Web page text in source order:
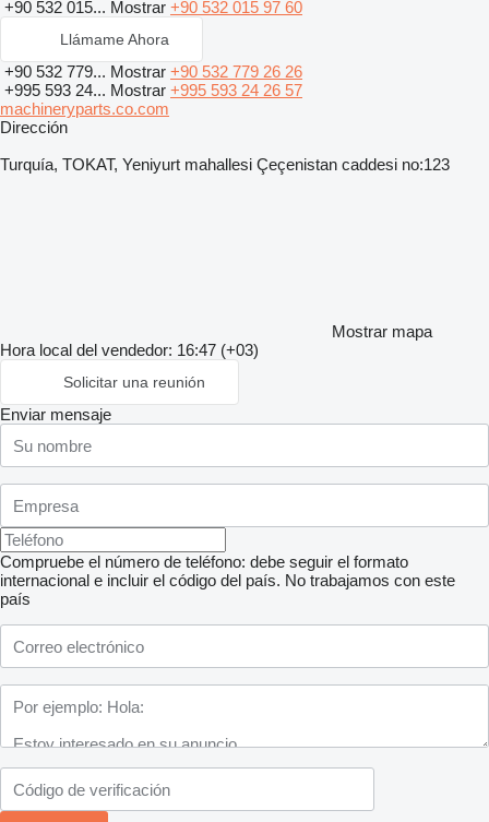
+90 532 015... Mostrar +90 532 015 97 60
Llámame Ahora
+90 532 779... Mostrar +90 532 779 26 26
+995 593 24... Mostrar +995 593 24 26 57
machineryparts.co.com
Dirección
Turquía, TOKAT, Yeniyurt mahallesi Çeçenistan caddesi no:123
Mostrar mapa
Hora local del vendedor: 16:47 (+03)
Solicitar una reunión
Enviar mensaje
Compruebe el número de teléfono: debe seguir el formato
internacional e incluir el código del país. No trabajamos con este
país